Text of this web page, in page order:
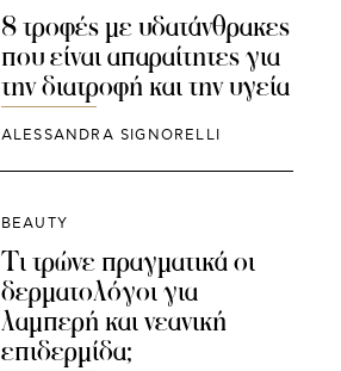
8 τροφές με υδατάνθρακες
που είναι απαραίτητες για
την διατροφή και την υγεία
ALESSANDRA SIGNORELLI
BEAUTY
Τι τρώνε πραγματικά οι
δερματολόγοι για
λαμπερή και νεανική
επιδερμίδα;